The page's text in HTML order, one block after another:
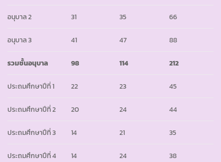
อนุบาล 2 31 35 66
อนุบาล 3 41 47 88
รวมชั้นอนุบาล 98 114 212
ประถมศึกษาปีที่ 1 22 23 45
ประถมศึกษาปีที่ 2 20 24 44
ประถมศึกษาปีที่ 3 14 21 35
ประถมศึกษาปีที่ 4 14 24 38